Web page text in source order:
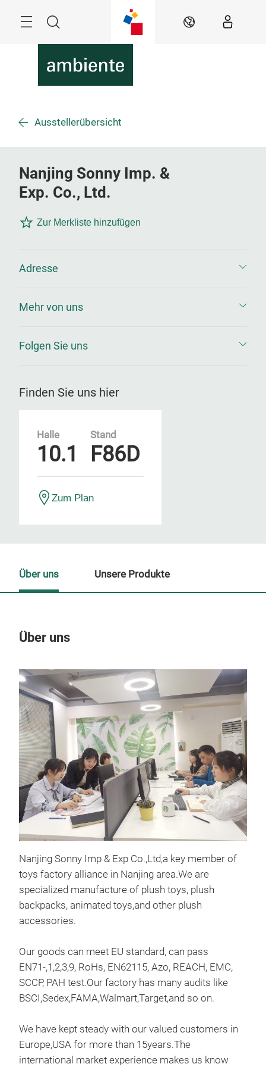
Suche DE
Ausstellerübersicht
Nanjing Sonny Imp. &
Exp. Co., Ltd.
Zur Merkliste hinzufügen
Adresse
Mehr von uns
Folgen Sie uns
Finden Sie uns hier
Halle
10.1
Stand
F86D
Zum Plan
Über uns
Nanjing Sonny Imp & Exp Co.,Ltd,a key member of
toys factory alliance in Nanjing area.We are
specialized manufacture of plush toys, plush
backpacks, animated toys,and other plush
accessories.
Our goods can meet EU standard, can pass
EN71-,1,2,3,9, RoHs, EN62115, Azo, REACH, EMC,
SCCP, PAH test.Our factory has many audits like
BSCI,Sedex,FAMA,Walmart,Target,and so on.
We have kept steady with our valued customers in
Europe,USA for more than 15years.The
international market experience makes us know
Über uns Unsere Produkte